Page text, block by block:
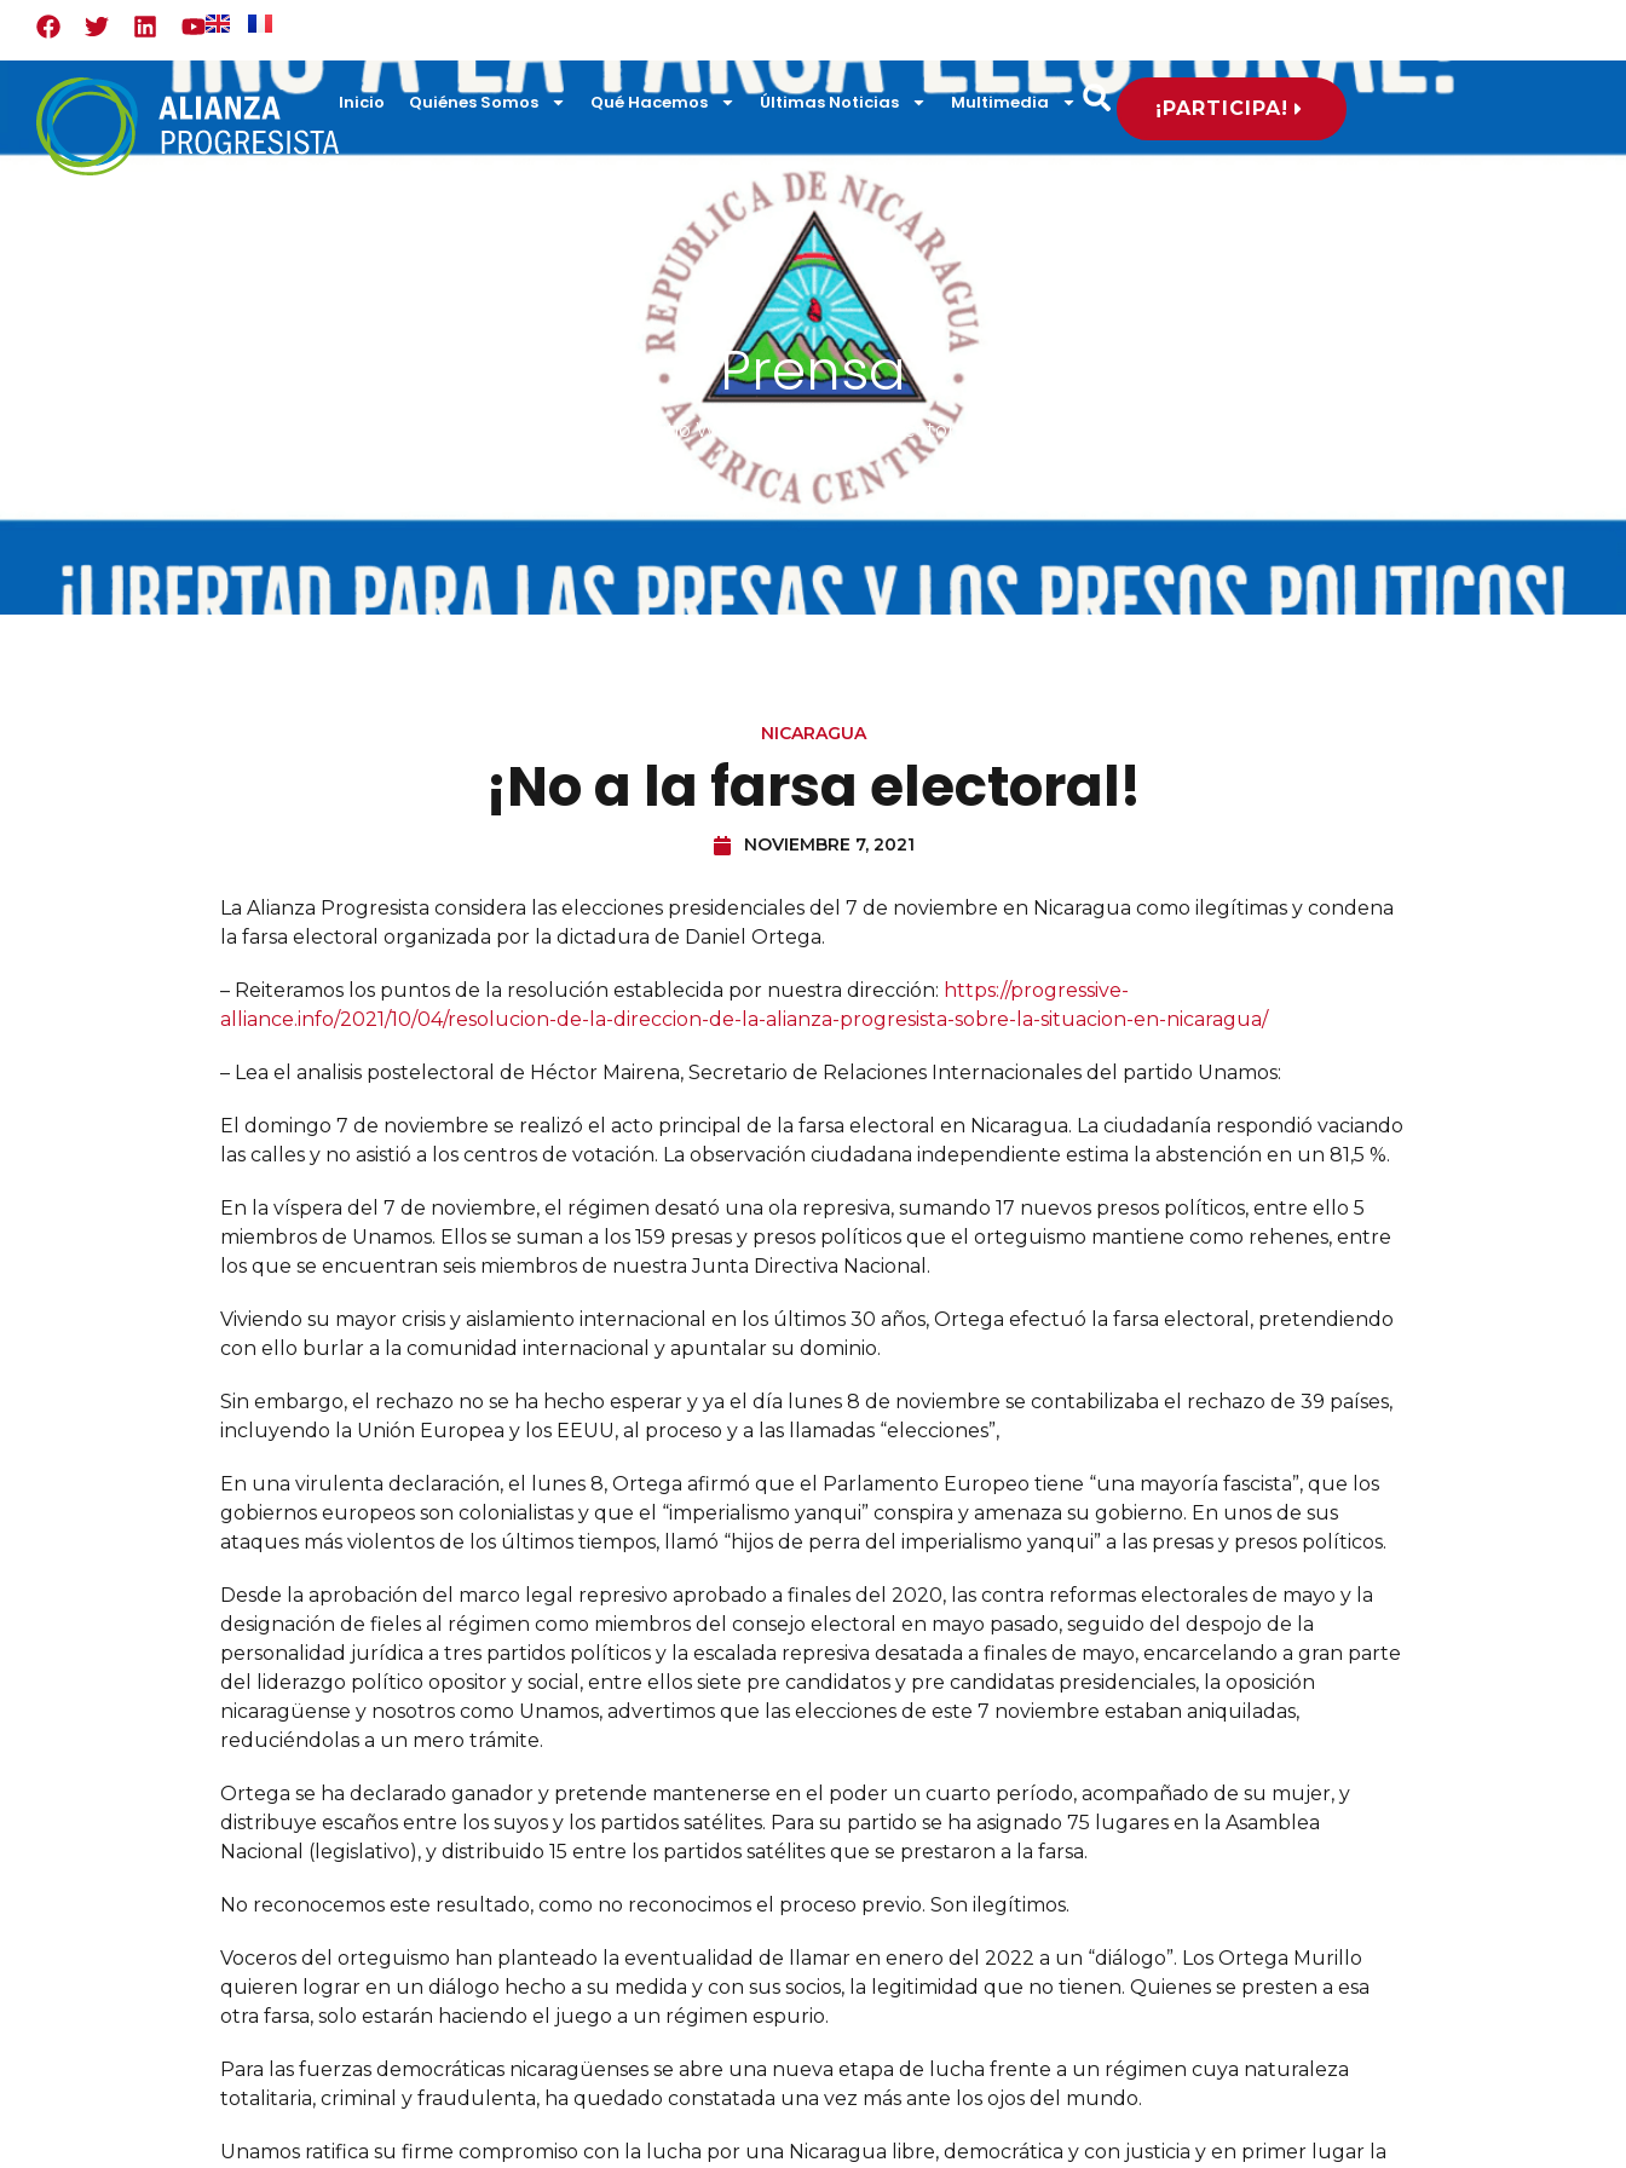
Inicio Quiénes Somos Qué Hacemos Últimas Noticias Multimedia ¡PARTICIPA!
Prensa
Sitio Web ¡No a la farsa electoral!
NICARAGUA
¡No a la farsa electoral!
NOVIEMBRE 7, 2021
La Alianza Progresista considera las elecciones presidenciales del 7 de noviembre en Nicaragua como ilegítimas y condena
la farsa electoral organizada por la dictadura de Daniel Ortega.
– Reiteramos los puntos de la resolución establecida por nuestra dirección: https://progressive-
alliance.info/2021/10/04/resolucion-de-la-direccion-de-la-alianza-progresista-sobre-la-situacion-en-nicaragua/
– Lea el analisis postelectoral de Héctor Mairena, Secretario de Relaciones Internacionales del partido Unamos:
El domingo 7 de noviembre se realizó el acto principal de la farsa electoral en Nicaragua. La ciudadanía respondió vaciando
las calles y no asistió a los centros de votación. La observación ciudadana independiente estima la abstención en un 81,5 %.
En la víspera del 7 de noviembre, el régimen desató una ola represiva, sumando 17 nuevos presos políticos, entre ello 5
miembros de Unamos. Ellos se suman a los 159 presas y presos políticos que el orteguismo mantiene como rehenes, entre
los que se encuentran seis miembros de nuestra Junta Directiva Nacional.
Viviendo su mayor crisis y aislamiento internacional en los últimos 30 años, Ortega efectuó la farsa electoral, pretendiendo
con ello burlar a la comunidad internacional y apuntalar su dominio.
Sin embargo, el rechazo no se ha hecho esperar y ya el día lunes 8 de noviembre se contabilizaba el rechazo de 39 países,
incluyendo la Unión Europea y los EEUU, al proceso y a las llamadas “elecciones”,
En una virulenta declaración, el lunes 8, Ortega afirmó que el Parlamento Europeo tiene “una mayoría fascista”, que los
gobiernos europeos son colonialistas y que el “imperialismo yanqui” conspira y amenaza su gobierno. En unos de sus
ataques más violentos de los últimos tiempos, llamó “hijos de perra del imperialismo yanqui” a las presas y presos políticos.
Desde la aprobación del marco legal represivo aprobado a finales del 2020, las contra reformas electorales de mayo y la
designación de fieles al régimen como miembros del consejo electoral en mayo pasado, seguido del despojo de la
personalidad jurídica a tres partidos políticos y la escalada represiva desatada a finales de mayo, encarcelando a gran parte
del liderazgo político opositor y social, entre ellos siete pre candidatos y pre candidatas presidenciales, la oposición
nicaragüense y nosotros como Unamos, advertimos que las elecciones de este 7 noviembre estaban aniquiladas,
reduciéndolas a un mero trámite.
Ortega se ha declarado ganador y pretende mantenerse en el poder un cuarto período, acompañado de su mujer, y
distribuye escaños entre los suyos y los partidos satélites. Para su partido se ha asignado 75 lugares en la Asamblea
Nacional (legislativo), y distribuido 15 entre los partidos satélites que se prestaron a la farsa.
No reconocemos este resultado, como no reconocimos el proceso previo. Son ilegítimos.
Voceros del orteguismo han planteado la eventualidad de llamar en enero del 2022 a un “diálogo”. Los Ortega Murillo
quieren lograr en un diálogo hecho a su medida y con sus socios, la legitimidad que no tienen. Quienes se presten a esa
otra farsa, solo estarán haciendo el juego a un régimen espurio.
Para las fuerzas democráticas nicaragüenses se abre una nueva etapa de lucha frente a un régimen cuya naturaleza
totalitaria, criminal y fraudulenta, ha quedado constatada una vez más ante los ojos del mundo.
Unamos ratifica su firme compromiso con la lucha por una Nicaragua libre, democrática y con justicia y en primer lugar la